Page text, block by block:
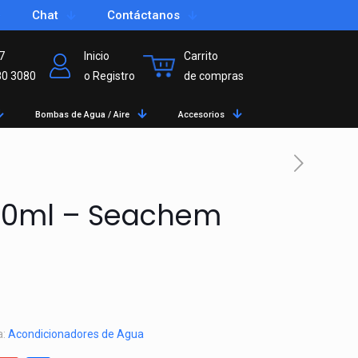
Chat Contáctanos
3080
Inicio
o Registro
Carrito
de compras
Bombas de Agua / Aire Accesorios
– Seachem
Acondicionadores de Agua